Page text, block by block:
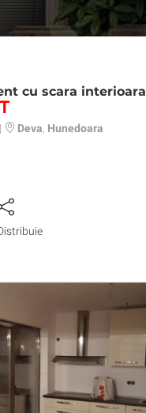
cu scara interioara
| Deva Hunedoara